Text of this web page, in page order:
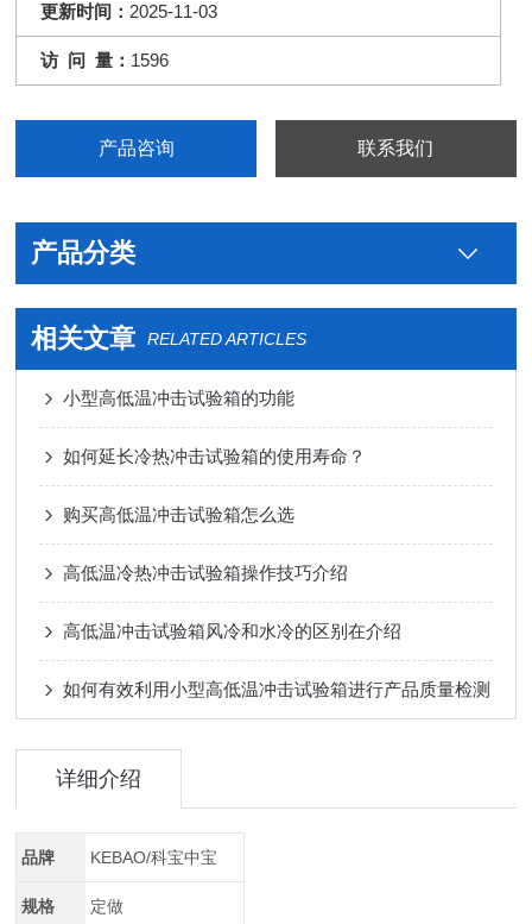
更新时间： 2025-11-03
访 问 量： 1596
产品咨询 联系我们
产品分类
相关文章 RELATED ARTICLES
小型高低温冲击试验箱的功能
如何延长冷热冲击试验箱的使用寿命？
购买高低温冲击试验箱怎么选
高低温冷热冲击试验箱操作技巧介绍
高低温冲击试验箱风冷和水冷的区别在介绍
如何有效利用小型高低温冲击试验箱进行产品质量检测
详细介绍
品牌 KEBAO/科宝中宝
规格 定做